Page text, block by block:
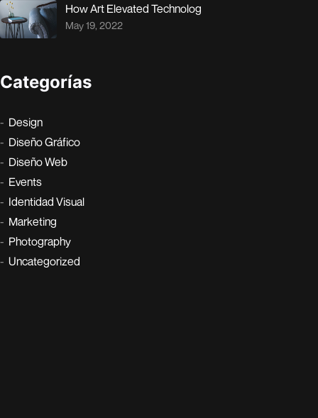
How Art Elevated Technolog
May 19, 2022
Categorías
Design
Diseño Gráfico
Diseño Web
Events
Identidad Visual
Marketing
Photography
Uncategorized